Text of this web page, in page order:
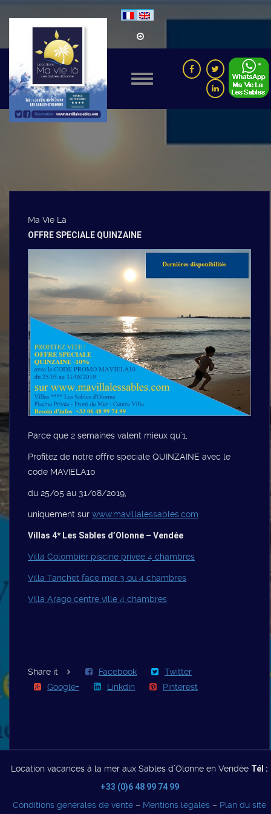
Ma Vie Là
OFFRE SPECIALE QUINZAINE
Parce que 2 semaines valent mieux qu’1,
Profitez de notre offre spéciale QUINZAINE avec le
code MAVIELA10
du 25/05 au 31/08/2019,
uniquement sur www.mavillalessables.com
Villas 4* Les Sables d’Olonne – Vendée
Villa Colombier piscine privée 4 chambres
Villa Tanchet face mer 3 ou 4 chambres
Villa Arago centre ville 4 chambres
Share it Facebook
Twitter
Google+
Linkdin Pinterest
Location vacances à la mer aux Sables d’Olonne en Vendée Tél :
+33 (0)6 48 99 74 99
Conditions générales de vente – Mentions légales – Plan du site